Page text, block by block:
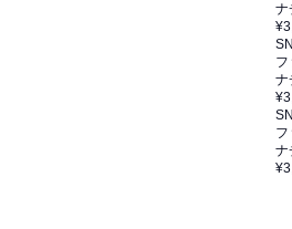
ナ
フ
ナ
フ
ナ